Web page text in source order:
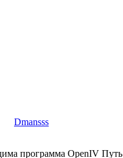
Dmansss
программа OpenIV Путь